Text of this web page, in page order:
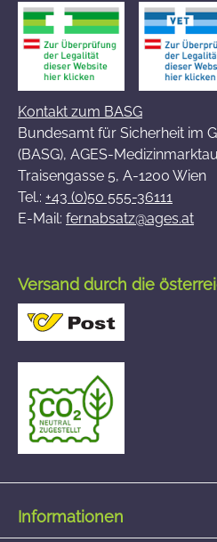
Kontakt zum BASG
Bundesamt für Sicherheit im
(BASG), AGES-
Traisengasse 5, A-1200 Wien
Tel.: +43 (0)50 555-36111
E-Mail: fernabsatz@ages.at
Versand durch die
Informationen